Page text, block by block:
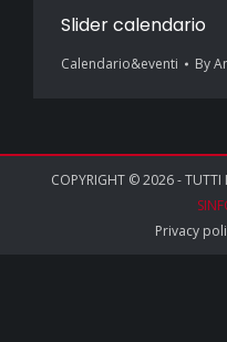
Slider calendario
Calendario&eventi By
COPYRIGHT © 2026 -
Privacy